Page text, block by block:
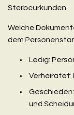
Sterbeurkunden.
Welche
dem
Ledig:
Verheiratet:
und